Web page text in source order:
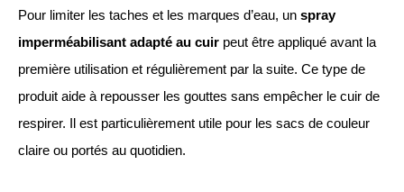
Pour limiter les taches et les marques d’eau, un spray
imperméabilisant adapté au cuir peut être appliqué avant la
première utilisation et régulièrement par la suite. Ce type de
produit aide à repousser les gouttes sans empêcher le cuir de
respirer. Il est particulièrement utile pour les sacs de couleur
claire ou portés au quotidien.